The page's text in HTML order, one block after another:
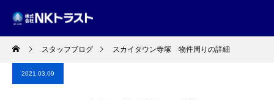
スタッフブログ スカイタウン寺塚 物件周りの詳細
2021.03.09